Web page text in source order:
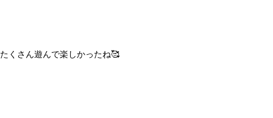
たくさん遊んで楽しかったね🥰